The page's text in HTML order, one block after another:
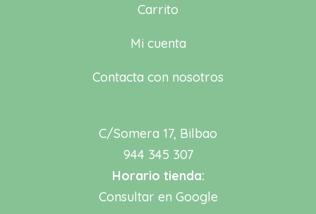
Carrito
Mi cuenta
Contacta con nosotros
C/Somera 17, Bilbao
944 345 307
Horario tienda:
Consultar en Google